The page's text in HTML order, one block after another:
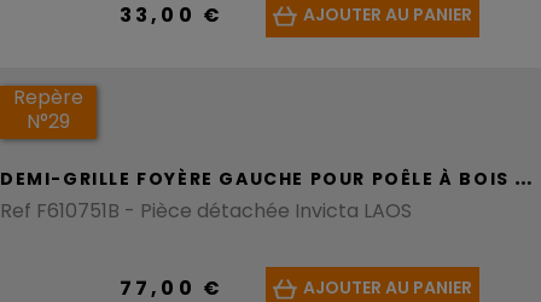
33,00 € AJOUTER AU PANIER
Repère
N°29
D
EMI-GRILLE FOYÈRE GAUCHE POUR POÊLE À BOIS LAOS
Ref F610751B - Pièce détachée Invicta LAOS
77,00 € AJOUTER AU PANIER